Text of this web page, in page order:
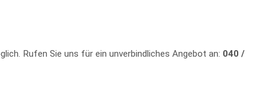
Rufen Sie uns für ein unverbindliches Angebot an: 040 /